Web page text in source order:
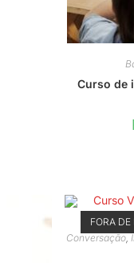
Curso de
FORA DE
Conversação,